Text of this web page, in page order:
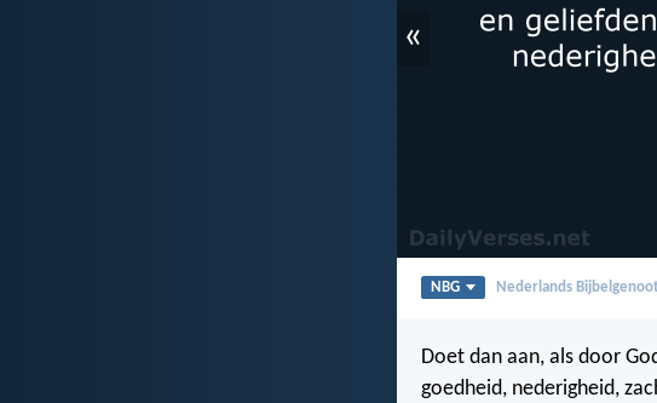
«
NBG Nederlands
Doet dan aan, als door
goedheid, nederigheid,